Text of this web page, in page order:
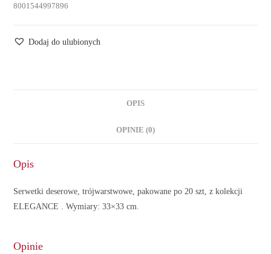
8001544997896
Dodaj do ulubionych
OPIS
OPINIE (0)
Opis
Serwetki deserowe, trójwarstwowe, pakowane po 20 szt, z kolekcji
ELEGANCE . Wymiary: 33×33 cm.
Opinie